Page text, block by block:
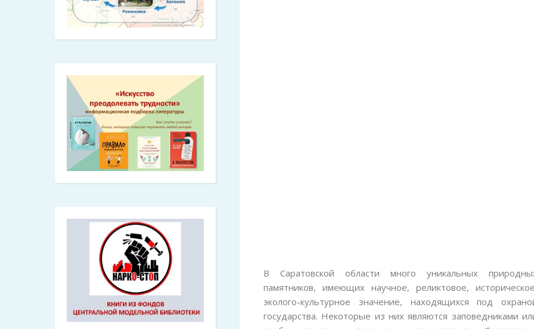
В Саратовской области много уникальных
памятников, имеющих научное, реликтовое,
эколого-культурное значение, находящихся под
государства. Некоторые из них являются заповедниками